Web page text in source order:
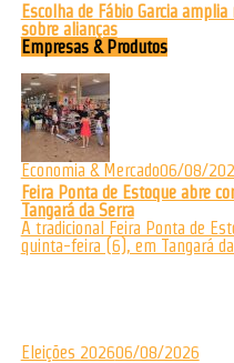
Escolha de Fábio Garcia
sobre alianças
Empresas & Produtos
Economia & Mercado06/08/
Feira Ponta de Estoque abre
Tangará da Serra
A tradicional Feira Ponta de
quinta-feira (6), em Tangará
Eleições 202606/08/2026